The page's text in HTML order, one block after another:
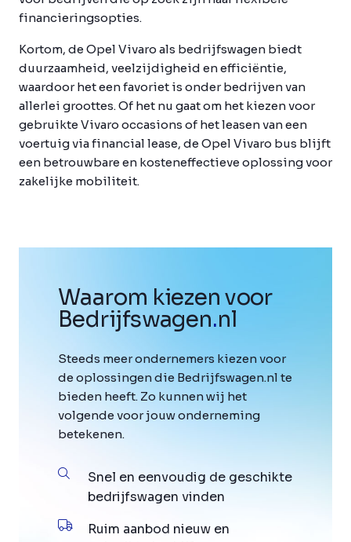
financieringsopties.
Kortom, de Opel Vivaro als bedrijfswagen biedt
duurzaamheid, veelzijdigheid en efficiëntie,
waardoor het een favoriet is onder bedrijven van
allerlei groottes. Of het nu gaat om het kiezen voor
gebruikte Vivaro occasions of het leasen van een
voertuig via financial lease, de Opel Vivaro bus blijft
een betrouwbare en kosteneffectieve oplossing voor
zakelijke mobiliteit.
Waarom kiezen voor
Bedrijfswagen.nl
Steeds meer ondernemers kiezen voor
de oplossingen die Bedrijfswagen.nl te
bieden heeft. Zo kunnen wij het
volgende voor jouw onderneming
betekenen.
Snel en eenvoudig de geschikte
bedrijfswagen vinden
Ruim aanbod nieuw en